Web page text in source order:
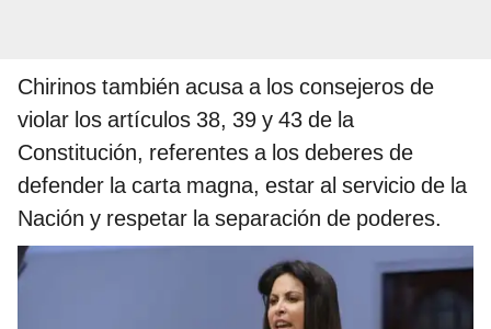
Chirinos también acusa a los consejeros de
violar los artículos 38, 39 y 43 de la
Constitución, referentes a los deberes de
defender la carta magna, estar al servicio de la
Nación y respetar la separación de poderes.